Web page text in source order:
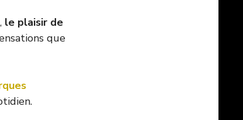
le plaisir de
que